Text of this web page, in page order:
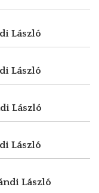
László
László
László
László
László